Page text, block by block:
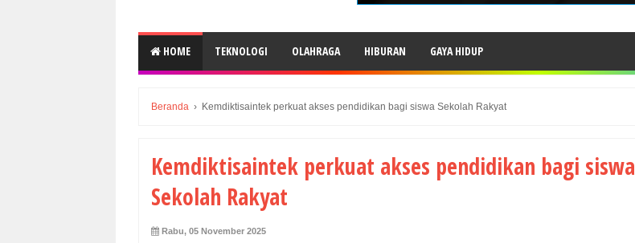
HOME TEKNOLOGI OLAHRAGA HIBURAN GAYA HIDUP
Beranda › Kemdiktisaintek perkuat akses pendidikan bagi siswa Sekolah Rakyat
Kemdiktisaintek perkuat akses pendidikan bagi siswa
Sekolah Rakyat
Rabu, 05 November 2025